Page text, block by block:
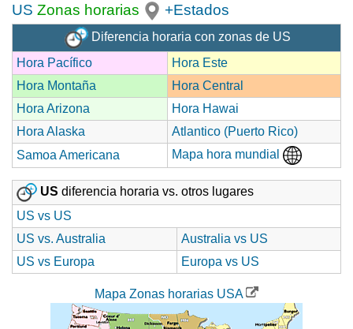
US Zonas horarias +Estados
Diferencia horaria con zonas de US
Hora Pacífico
Hora Este
Hora Montaña
Hora Central
Hora Arizona
Hora Hawai
Hora Alaska
Atlantico (Puerto Rico)
Samoa Americana
Mapa hora mundial
US diferencia horaria vs. otros lugares
US vs US
US vs. Australia
Australia vs US
US vs Europa
Europa vs US
Mapa Zonas horarias USA